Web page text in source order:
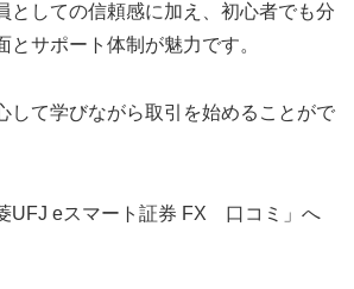
としての信頼感に加え、初心者でも分
とサポート体制が魅力です。
して学びながら取引を始めることがで
UFJ eスマート証券 FX 口コミ」へ